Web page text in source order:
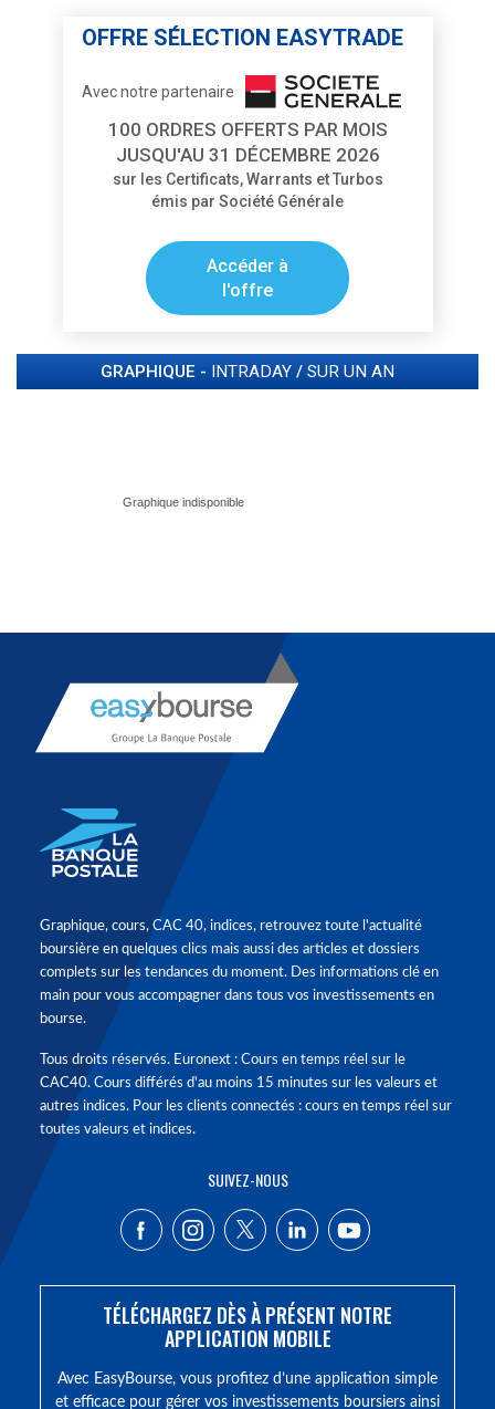
OFFRE SÉLECTION EASYTRADE
Avec notre partenaire
100 ORDRES OFFERTS PAR MOIS
JUSQU'AU 31 DÉCEMBRE 2026
sur les Certificats, Warrants et Turbos
émis par Société Générale
Accéder à
l'offre
GRAPHIQUE - INTRADAY / SUR UN AN
Graphique, cours, CAC 40, indices, retrouvez toute l'actualité
boursière en quelques clics mais aussi des articles et dossiers
complets sur les tendances du moment. Des informations clé en
main pour vous accompagner dans tous vos investissements en
bourse.
Tous droits réservés. Euronext : Cours en temps réel sur le
CAC40. Cours différés d'au moins 15 minutes sur les valeurs et
autres indices. Pour les clients connectés : cours en temps réel sur
toutes valeurs et indices.
SUIVEZ-NOUS
TÉLÉCHARGEZ DÈS À PRÉSENT NOTRE
APPLICATION MOBILE
Avec EasyBourse, vous profitez d’une application simple
et efficace pour gérer vos investissements boursiers ainsi